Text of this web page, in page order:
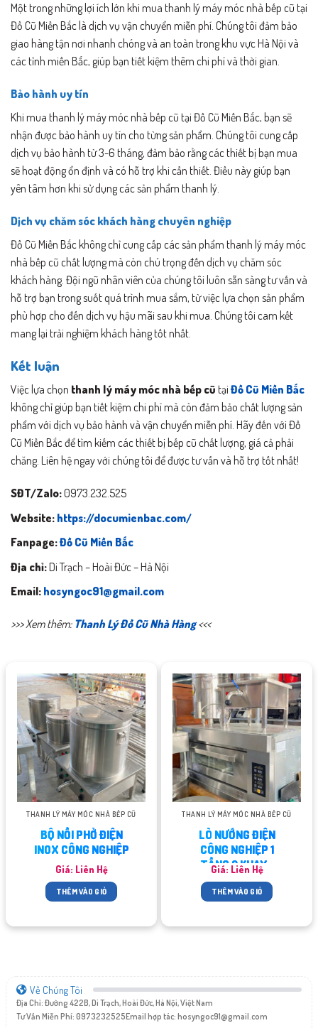
Một trong những lợi ích lớn khi mua thanh lý máy móc nhà bếp cũ tại
Đồ Cũ Miền Bắc là dịch vụ vận chuyển miễn phí. Chúng tôi đảm bảo
giao hàng tận nơi nhanh chóng và an toàn trong khu vực Hà Nội và
các tỉnh miền Bắc, giúp bạn tiết kiệm thêm chi phí và thời gian.
Bảo hành uy tín
Khi mua thanh lý máy móc nhà bếp cũ tại Đồ Cũ Miền Bắc, bạn sẽ
nhận được bảo hành uy tín cho từng sản phẩm. Chúng tôi cung cấp
dịch vụ bảo hành từ 3-6 tháng, đảm bảo rằng các thiết bị bạn mua
sẽ hoạt động ổn định và có hỗ trợ khi cần thiết. Điều này giúp bạn
yên tâm hơn khi sử dụng các sản phẩm thanh lý.
Dịch vụ chăm sóc khách hàng chuyên nghiệp
Đồ Cũ Miền Bắc không chỉ cung cấp các sản phẩm thanh lý máy móc
nhà bếp cũ chất lượng mà còn chú trọng đến dịch vụ chăm sóc
khách hàng. Đội ngũ nhân viên của chúng tôi luôn sẵn sàng tư vấn và
hỗ trợ bạn trong suốt quá trình mua sắm, từ việc lựa chọn sản phẩm
phù hợp cho đến dịch vụ hậu mãi sau khi mua. Chúng tôi cam kết
mang lại trải nghiệm khách hàng tốt nhất.
Kết luận
Việc lựa chọn thanh lý máy móc nhà bếp cũ tại Đồ Cũ Miền Bắc
không chỉ giúp bạn tiết kiệm chi phí mà còn đảm bảo chất lượng sản
phẩm với dịch vụ bảo hành và vận chuyển miễn phí. Hãy đến với Đồ
Cũ Miền Bắc để tìm kiếm các thiết bị bếp cũ chất lượng, giá cả phải
chăng. Liên hệ ngay với chúng tôi để được tư vấn và hỗ trợ tốt nhất!
SĐT/Zalo:0973.232.525
Website: https://documienbac.com/
Fanpage:Đồ Cũ Miền Bắc
Địa chỉ:Di Trạch – Hoài Đức – Hà Nội
Email: hosyngoc91@gmail.com
>>> Xem thêm: Thanh Lý Đồ Cũ Nhà Hàng <<<
THANH LÝ MÁY MÓC NHÀ BẾP CŨ
BỘ NỒI PHỞ ĐIỆN
INOX CÔNG NGHIỆP
Giá: Liên Hệ
THÊM VÀO GIỎ
THANH LÝ MÁY MÓC NHÀ BẾP CŨ
LÒ NƯỚNG ĐIỆN
CÔNG NGHIỆP 1
TẦNG 2 KHAY…
Giá: Liên Hệ
THÊM VÀO GIỎ
Về Chúng Tôi
Địa Chỉ: Đường 422B, Di Trạch, Hoài Đức, Hà Nội, Việt Nam
Tư Vấn Miễn Phí: 0973232525Email hợp tác: hosyngoc91@gmail.com